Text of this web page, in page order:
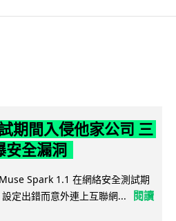
期間入侵他家公司 三
安全漏洞
Spark 1.1 在網絡安全測試期
定出錯而意外連上互聯網...
閱讀